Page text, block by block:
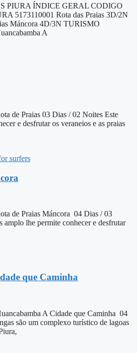
PIURA ÍNDICE GERAL CODIGO
5173110001 Rota das Praias 3D/2N
Máncora 4D/3N TURISMO
A
de Praias 03 Dias / 02 Noites Este
e desfrutar os veraneios e as praias
de Praias Máncora 04 Dias / 03
amplo lhe permite conhecer e desfrutar
que Caminha
A Cidade que Caminha 04
são um complexo turístico de lagoas